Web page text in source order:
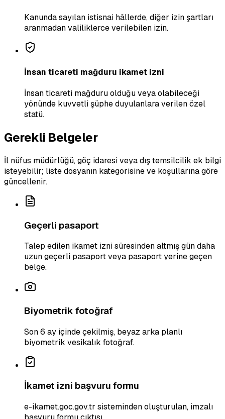
Kanunda sayılan istisnai hâllerde, diğer izin şartları
aranmadan valiliklerce verilebilen izin.
İnsan ticareti mağduru ikamet izni
İnsan ticareti mağduru olduğu veya olabileceği
yönünde kuvvetli şüphe duyulanlara verilen özel
statü.
Gerekli Belgeler
İl nüfus müdürlüğü, göç idaresi veya dış temsilcilik ek bilgi
isteyebilir; liste dosyanın kategorisine ve koşullarına göre
güncellenir.
Geçerli pasaport
Talep edilen ikamet izni süresinden altmış gün daha
uzun geçerli pasaport veya pasaport yerine geçen
belge.
Biyometrik fotoğraf
Son 6 ay içinde çekilmiş, beyaz arka planlı
biyometrik vesikalık fotoğraf.
İkamet izni başvuru formu
e-ikamet.goc.gov.tr sisteminden oluşturulan, imzalı